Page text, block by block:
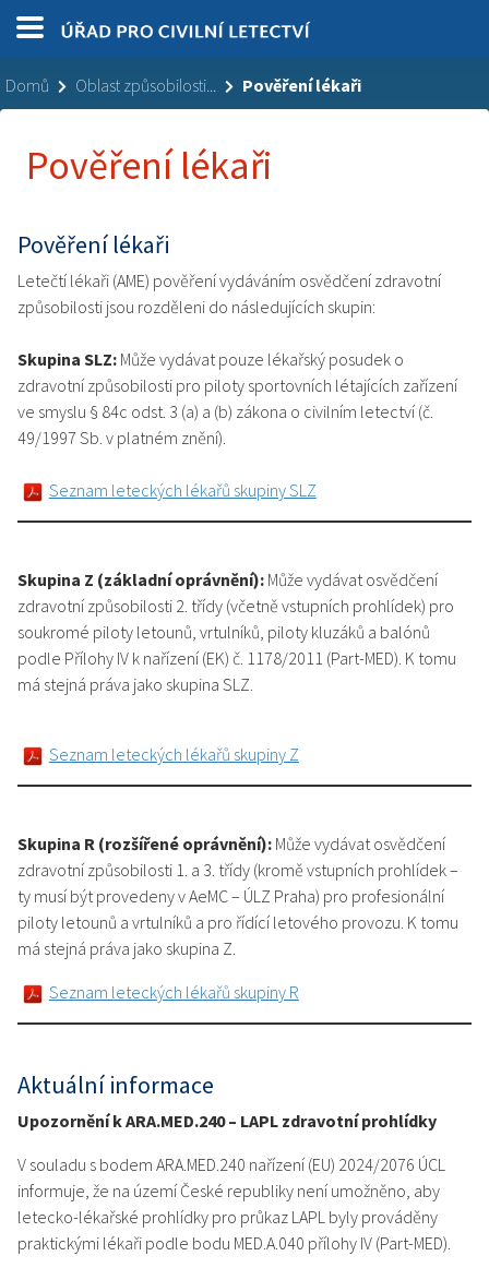
Domů Oblast způsobilosti... Pověření lékaři
Pověření lékaři
Pověření lékaři
Letečtí lékaři (AME) pověření vydáváním osvědčení zdravotní
způsobilosti jsou rozděleni do následujících skupin:
Skupina SLZ: Může vydávat pouze lékařský posudek o
zdravotní způsobilosti pro piloty sportovních létajících zařízení
ve smyslu § 84c odst. 3 (a) a (b) zákona o civilním letectví (č.
49/1997 Sb. v platném znění).
Seznam leteckých lékařů skupiny SLZ
Skupina Z (základní oprávnění): Může vydávat osvědčení
zdravotní způsobilosti 2. třídy (včetně vstupních prohlídek) pro
soukromé piloty letounů, vrtulníků, piloty kluzáků a balónů
podle Přílohy IV k nařízení (EK) č. 1178/2011 (Part-MED). K tomu
má stejná práva jako skupina SLZ.
Seznam leteckých lékařů skupiny Z
Skupina R (rozšířené oprávnění): Může vydávat osvědčení
zdravotní způsobilosti 1. a 3. třídy (kromě vstupních prohlídek –
ty musí být provedeny v AeMC – ÚLZ Praha) pro profesionální
piloty letounů a vrtulníků a pro řídící letového provozu. K tomu
má stejná práva jako skupina Z.
Seznam leteckých lékařů skupiny R
Aktuální informace
Upozornění k ARA.MED.240 – LAPL zdravotní prohlídky
V souladu s bodem ARA.MED.240 nařízení (EU) 2024/2076 ÚCL
informuje, že na území České republiky není umožněno, aby
letecko-lékařské prohlídky pro průkaz LAPL byly prováděny
praktickými lékaři podle bodu MED.A.040 přílohy IV (Part-MED).